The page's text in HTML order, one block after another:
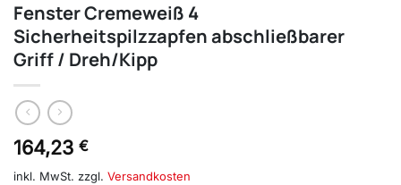
Fenster Cremeweiß 4
Sicherheitspilzzapfen abschließbarer
Griff / Dreh/Kipp
164,23 €
inkl. MwSt. zzgl. Versandkosten